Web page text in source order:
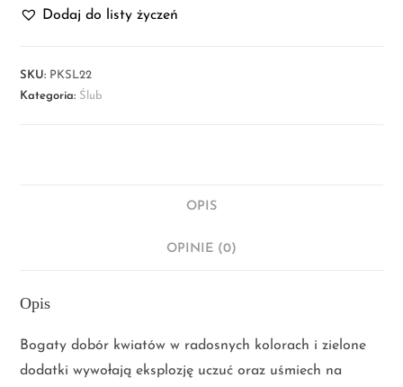
Dodaj do listy życzeń
SKU: PKSL22
Kategoria: Ślub
OPIS
OPINIE (0)
Opis
Bogaty dobór kwiatów w radosnych kolorach i zielone
dodatki wywołają eksplozję uczuć oraz uśmiech na